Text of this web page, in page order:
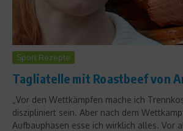
Sport Rezepte
Tagliatelle mit Roastbeef von
„Vor den Wettkämpfen mache ich
diszipliniert sein. Aber nach dem
Aufbauphasen esse ich wirklich alles. Vor